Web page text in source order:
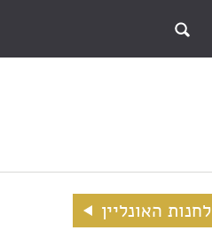
לחנות האונליין